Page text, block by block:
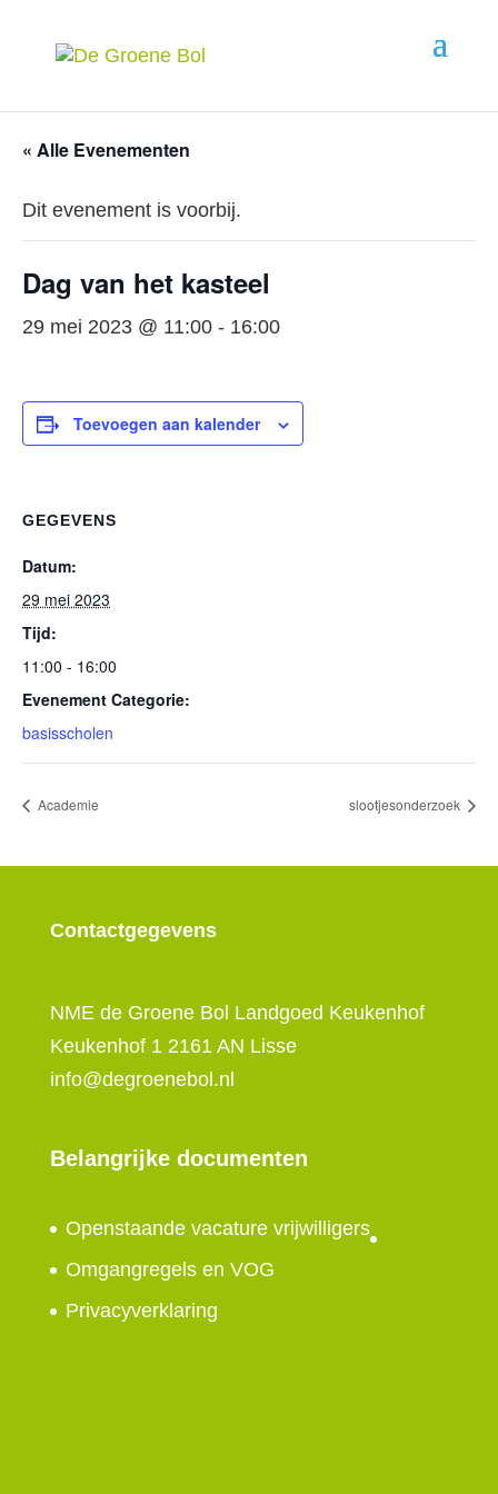
« Alle Evenementen
Dit evenement is voorbij.
Dag van het kasteel
29 mei 2023 @ 11:00 - 16:00
Toevoegen aan kalender
GEGEVENS
Datum:
29 mei 2023
Tijd:
11:00 - 16:00
Evenement Categorie:
basisscholen
Academie slootjesonderzoek
Contactgegevens
NME de Groene Bol Landgoed Keukenhof
Keukenhof 1 2161 AN Lisse
info@degroenebol.nl
Belangrijke documenten
Openstaande vacature vrijwilligers
Omgangregels en VOG
Privacyverklaring